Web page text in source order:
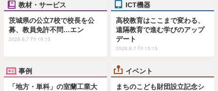
教材・サービス
茨城県の公立7校で校長を公
募、教員免許不問…エン
2026.8.7 Fri 19:15
ICT機器
高校教育はここまで変わる、
遠隔教育で進む学びのアップ
デート
2026.8.7 Fri 15:15
事例
「地方・単科」の室蘭工業大
イベント
まちのこども財団設立記念シ